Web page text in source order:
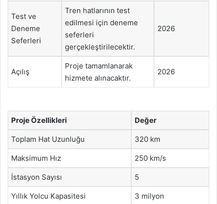
Test ve
Deneme
Seferleri
Tren hatlarının test
edilmesi için deneme
seferleri
gerçekleştirilecektir.
2026
Açılış
Proje tamamlanarak
hizmete alınacaktır.
2026
Proje Özellikleri Değer
Toplam Hat Uzunluğu 320 km
Maksimum Hız 250 km/s
İstasyon Sayısı 5
Yıllık Yolcu Kapasitesi 3 milyon